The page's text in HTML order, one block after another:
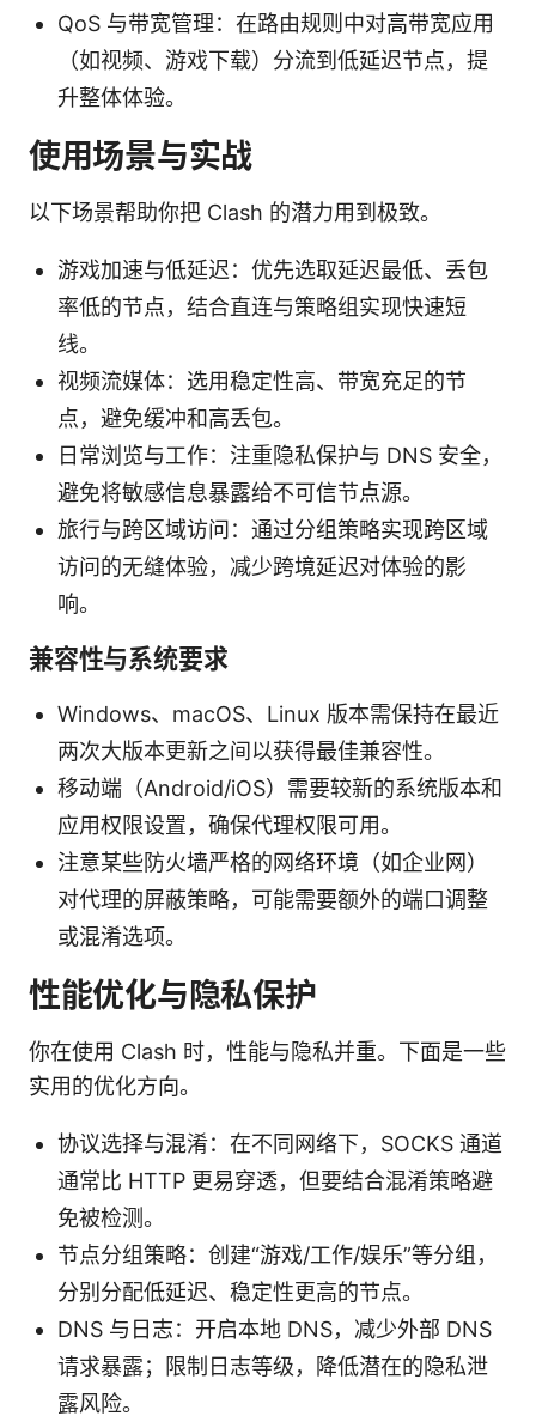
QoS 与带宽管理：在路由规则中对高带宽应用
（如视频、游戏下载）分流到低延迟节点，提
升整体体验。
使用场景与实战
以下场景帮助你把 Clash 的潜力用到极致。
游戏加速与低延迟：优先选取延迟最低、丢包
率低的节点，结合直连与策略组实现快速短
线。
视频流媒体：选用稳定性高、带宽充足的节
点，避免缓冲和高丢包。
日常浏览与工作：注重隐私保护与 DNS 安全，
避免将敏感信息暴露给不可信节点源。
旅行与跨区域访问：通过分组策略实现跨区域
访问的无缝体验，减少跨境延迟对体验的影
响。
兼容性与系统要求
Windows、macOS、Linux 版本需保持在最近
两次大版本更新之间以获得最佳兼容性。
移动端（Android/iOS）需要较新的系统版本和
应用权限设置，确保代理权限可用。
注意某些防火墙严格的网络环境（如企业网）
对代理的屏蔽策略，可能需要额外的端口调整
或混淆选项。
性能优化与隐私保护
你在使用 Clash 时，性能与隐私并重。下面是一些
实用的优化方向。
协议选择与混淆：在不同网络下，SOCKS 通道
通常比 HTTP 更易穿透，但要结合混淆策略避
免被检测。
节点分组策略：创建“游戏/工作/娱乐”等分组，
分别分配低延迟、稳定性更高的节点。
DNS 与日志：开启本地 DNS，减少外部 DNS
请求暴露；限制日志等级，降低潜在的隐私泄
露风险。